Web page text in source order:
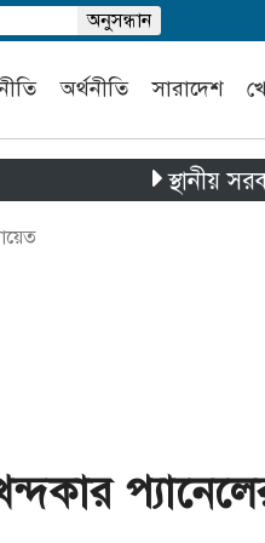
অর্থনীতি সারাদেশ
স্থানীয় সরকার